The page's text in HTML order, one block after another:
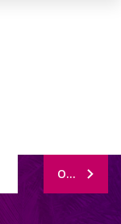
ODEBÍRAT